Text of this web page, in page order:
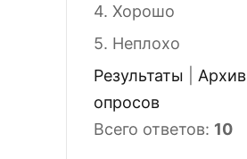
4. Хорошо
5. Неплохо
Результаты
Архив
опросов
Всего ответов: 10